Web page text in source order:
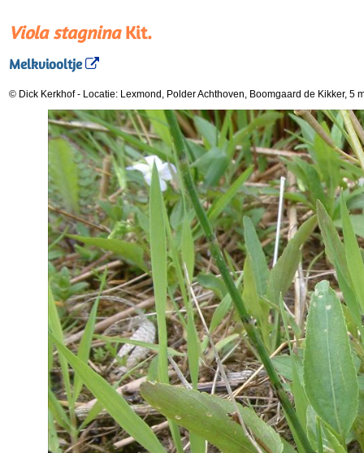
Viola stagninaKit.
Melkviooltje
© Dick Kerkhof- Locatie: Lexmond, Polder Achthoven, Boomgaard de Kikker, 5